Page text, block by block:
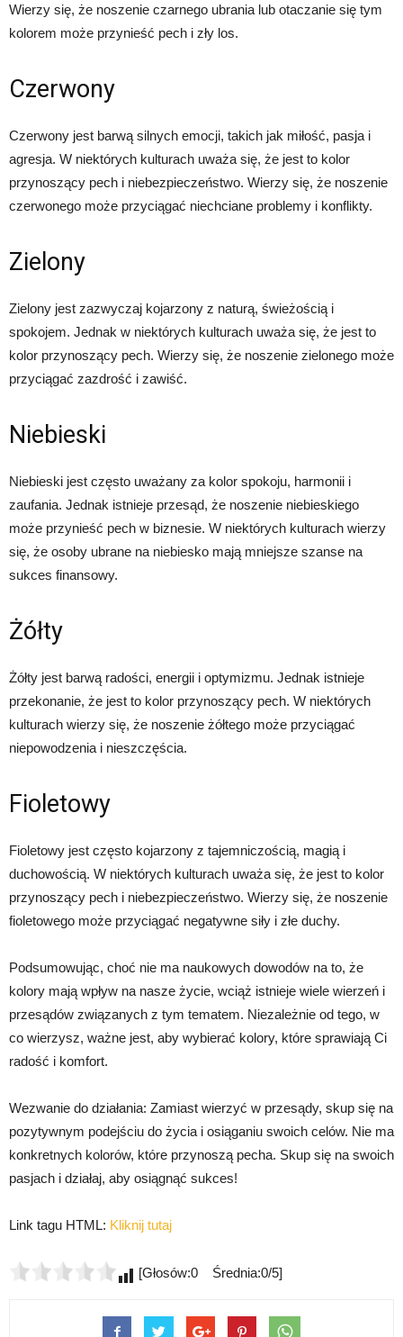
Wierzy się, że noszenie czarnego ubrania lub otaczanie się tym
kolorem może przynieść pech i zły los.
Czerwony
Czerwony jest barwą silnych emocji, takich jak miłość, pasja i
agresja. W niektórych kulturach uważa się, że jest to kolor
przynoszący pech i niebezpieczeństwo. Wierzy się, że noszenie
czerwonego może przyciągać niechciane problemy i konflikty.
Zielony
Zielony jest zazwyczaj kojarzony z naturą, świeżością i
spokojem. Jednak w niektórych kulturach uważa się, że jest to
kolor przynoszący pech. Wierzy się, że noszenie zielonego może
przyciągać zazdrość i zawiść.
Niebieski
Niebieski jest często uważany za kolor spokoju, harmonii i
zaufania. Jednak istnieje przesąd, że noszenie niebieskiego
może przynieść pech w biznesie. W niektórych kulturach wierzy
się, że osoby ubrane na niebiesko mają mniejsze szanse na
sukces finansowy.
Żółty
Żółty jest barwą radości, energii i optymizmu. Jednak istnieje
przekonanie, że jest to kolor przynoszący pech. W niektórych
kulturach wierzy się, że noszenie żółtego może przyciągać
niepowodzenia i nieszczęścia.
Fioletowy
Fioletowy jest często kojarzony z tajemniczością, magią i
duchowością. W niektórych kulturach uważa się, że jest to kolor
przynoszący pech i niebezpieczeństwo. Wierzy się, że noszenie
fioletowego może przyciągać negatywne siły i złe duchy.
Podsumowując, choć nie ma naukowych dowodów na to, że
kolory mają wpływ na nasze życie, wciąż istnieje wiele wierzeń i
przesądów związanych z tym tematem. Niezależnie od tego, w
co wierzysz, ważne jest, aby wybierać kolory, które sprawiają Ci
radość i komfort.
Wezwanie do działania: Zamiast wierzyć w przesądy, skup się na
pozytywnym podejściu do życia i osiąganiu swoich celów. Nie ma
konkretnych kolorów, które przynoszą pecha. Skup się na swoich
pasjach i działaj, aby osiągnąć sukces!
Link tagu HTML: Kliknij tutaj
[Głosów:0 Średnia:0/5]